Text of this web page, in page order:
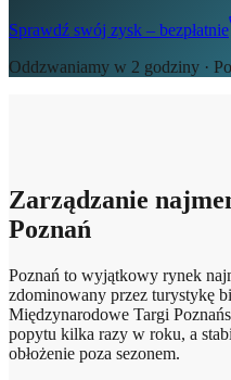
Sprawdź swój zysk – bezpłatnie
Oddzwaniamy w 2 godziny ·
Zarządzanie
Poznań
Poznań to wyjątkowy rynek
zdominowany przez turystykę
Międzynarodowe Targi
popytu kilka razy w roku, a
obłożenie poza sezonem.